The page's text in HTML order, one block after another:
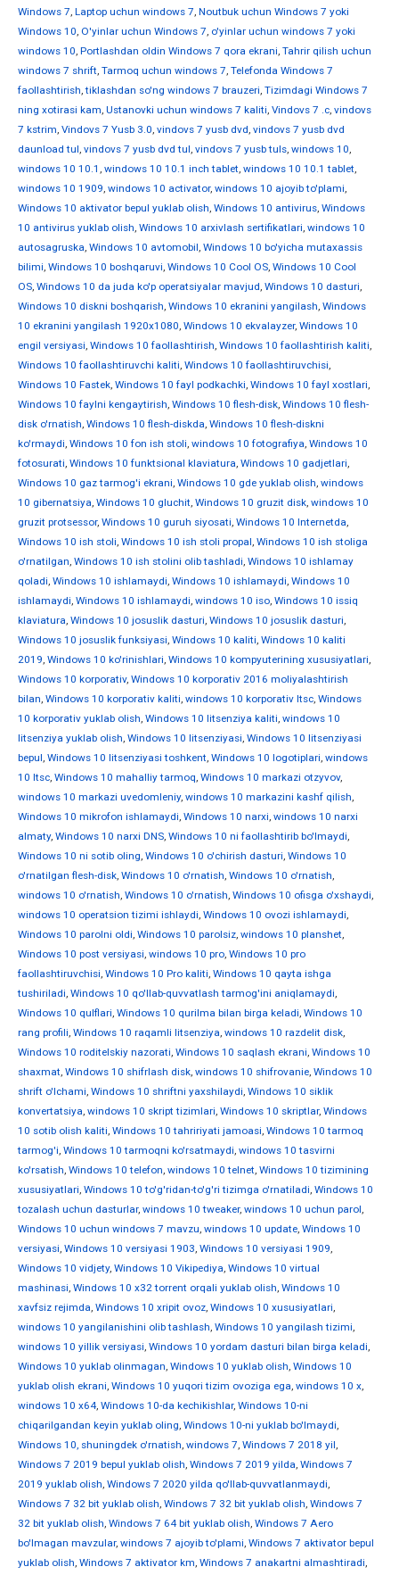
Windows 7, Laptop uchun windows 7, Noutbuk uchun Windows 7 yoki
Windows 10, O'yinlar uchun Windows 7, o'yinlar uchun windows 7 yoki
windows 10, Portlashdan oldin Windows 7 qora ekrani, Tahrir qilish uchun
windows 7 shrift, Tarmoq uchun windows 7, Telefonda Windows 7
faollashtirish,tiklashdan so'ng windows 7 brauzeri, Tizimdagi Windows 7
ning xotirasi kam, Ustanovki uchun windows 7 kaliti, Vindovs 7 .c, vindovs
7 kstrim, Vindovs 7 Yusb 3.0, vindovs 7 yusb dvd, vindovs 7 yusb dvd
daunload tul, vindovs 7 yusb dvd tul, vindovs 7 yusb tuls, windows 10,
windows 10 10.1 , windows 10 10.1 inch tablet, windows 10 10.1 tablet,
windows 10 1909, windows 10 activator, windows 10 ajoyib to'plami,
Windows 10 aktivator bepul yuklab olish, Windows 10 antivirus, Windows
10 antivirus yuklab olish, Windows 10 arxivlash sertifikatlari, windows 10
autosagruska, Windows 10 avtomobil, Windows 10 bo'yicha mutaxassis
bilimi, Windows 10 boshqaruvi, Windows 10 Cool OS, Windows 10 Cool
OS, Windows 10 da juda ko'p operatsiyalar mavjud, Windows 10 dasturi,
Windows 10 diskni boshqarish, Windows 10 ekranini yangilash, Windows
10 ekranini yangilash 1920x1080, Windows 10 ekvalayzer, Windows 10
engil versiyasi, Windows 10 faollashtirish, Windows 10 faollashtirish kaliti,
Windows 10 faollashtiruvchi kaliti, Windows 10 faollashtiruvchisi,
Windows 10 Fastek, Windows 10 fayl podkachki, Windows 10 fayl xostlari,
Windows 10 faylni kengaytirish, Windows 10 flesh-disk, Windows 10 flesh-
disk o'rnatish, Windows 10 flesh-diskda, Windows 10 flesh-diskni
ko'rmaydi, Windows 10 fon ish stoli, windows 10 fotografiya, Windows 10
fotosurati, Windows 10 funktsional klaviatura, Windows 10 gadjetlari,
Windows 10 gaz tarmog'i ekrani, Windows 10 gde yuklab olish, windows
10 gibernatsiya, Windows 10 gluchit, Windows 10 gruzit disk, windows 10
gruzit protsessor, Windows 10 guruh siyosati, Windows 10 Internetda,
Windows 10 ish stoli, Windows 10 ish stoli propal, Windows 10 ish stoliga
o'rnatilgan, Windows 10 ish stolini olib tashladi, Windows 10 ishlamay
qoladi, Windows 10 ishlamaydi, Windows 10 ishlamaydi, Windows 10
ishlamaydi, Windows 10 ishlamaydi, windows 10 iso, Windows 10 issiq
klaviatura, Windows 10 josuslik dasturi, Windows 10 josuslik dasturi,
Windows 10 josuslik funksiyasi, Windows 10 kaliti, Windows 10 kaliti
2019, Windows 10 ko'rinishlari, Windows 10 kompyuterining xususiyatlari,
Windows 10 korporativ, Windows 10 korporativ 2016 moliyalashtirish
bilan, Windows 10 korporativ kaliti, windows 10 korporativ ltsc, Windows
10 korporativ yuklab olish, Windows 10 litsenziya kaliti, windows 10
litsenziya yuklab olish, Windows 10 litsenziyasi, Windows 10 litsenziyasi
bepul, Windows 10 litsenziyasi toshkent, Windows 10 logotiplari, windows
10 ltsc, Windows 10 mahalliy tarmoq, Windows 10 markazi otzyvov,
windows 10 markazi uvedomleniy, windows 10 markazini kashf qilish,
Windows 10 mikrofon ishlamaydi, Windows 10 narxi, windows 10 narxi
almaty, Windows 10 narxi DNS, Windows 10 ni faollashtirib bo'lmaydi,
Windows 10 ni sotib oling, Windows 10 o'chirish dasturi, Windows 10
o'rnatilgan flesh-disk, Windows 10 o'rnatish, Windows 10 o'rnatish,
windows 10 o'rnatish, Windows 10 o'rnatish, Windows 10 ofisga o'xshaydi,
windows 10 operatsion tizimi ishlaydi, Windows 10 ovozi ishlamaydi,
Windows 10 parolni oldi, Windows 10 parolsiz, windows 10 planshet,
Windows 10 post versiyasi, windows 10 pro, Windows 10 pro
faollashtiruvchisi, Windows 10 Pro kaliti, Windows 10 qayta ishga
tushiriladi, Windows 10 qo'llab-quvvatlash tarmog'ini aniqlamaydi,
Windows 10 qulflari, Windows 10 qurilma bilan birga keladi, Windows 10
rang profili, Windows 10 raqamli litsenziya, windows 10 razdelit disk,
Windows 10 roditelskiy nazorati, Windows 10 saqlash ekrani, Windows 10
shaxmat, Windows 10 shifrlash disk, windows 10 shifrovanie, Windows 10
shrift o'lchami, Windows 10 shriftni yaxshilaydi, Windows 10 siklik
konvertatsiya, windows 10 skript tizimlari, Windows 10 skriptlar, Windows
10 sotib olish kaliti, Windows 10 tahririyati jamoasi, Windows 10 tarmoq
tarmog'i, Windows 10 tarmoqni ko'rsatmaydi, windows 10 tasvirni
ko'rsatish, Windows 10 telefon, windows 10 telnet, Windows 10 tizimining
xususiyatlari, Windows 10 to'g'ridan-to'g'ri tizimga o'rnatiladi, Windows 10
tozalash uchun dasturlar, windows 10 tweaker, windows 10 uchun parol,
Windows 10 uchun windows 7 mavzu, windows 10 update, Windows 10
versiyasi, Windows 10 versiyasi 1903, Windows 10 versiyasi 1909,
Windows 10 vidjety, Windows 10 Vikipediya, Windows 10 virtual
mashinasi, Windows 10 x32 torrent orqali yuklab olish, Windows 10
xavfsiz rejimda, Windows 10 xripit ovoz, Windows 10 xususiyatlari,
windows 10 yangilanishini olib tashlash, Windows 10 yangilash tizimi,
windows 10 yillik versiyasi, Windows 10 yordam dasturi bilan birga keladi,
Windows 10 yuklab olinmagan, Windows 10 yuklab olish, Windows 10
yuklab olish ekrani, Windows 10 yuqori tizim ovoziga ega, windows 10 х,
windows 10 х64, Windows 10-da kechikishlar, Windows 10-ni
chiqarilgandan keyin yuklab oling, Windows 10-ni yuklab bo'lmaydi,
Windows 10, shuningdek o'rnatish, windows 7, Windows 7 2018 yil,
Windows 7 2019 bepul yuklab olish, Windows 7 2019 yilda, Windows 7
2019 yuklab olish, Windows 7 2020 yilda qo'llab-quvvatlanmaydi,
Windows 7 32 bit yuklab olish, Windows 7 32 bit yuklab olish, Windows 7
32 bit yuklab olish, Windows 7 64 bit yuklab olish, Windows 7 Aero
bo'lmagan mavzular, windows 7 ajoyib to'plami, Windows 7 aktivator bepul
yuklab olish, Windows 7 aktivator km, Windows 7 anakartni almashtiradi,